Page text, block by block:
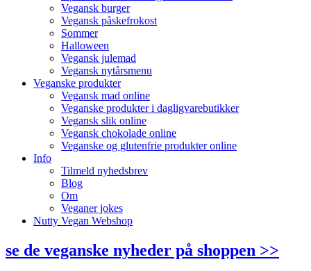
Vegansk burger
Vegansk påskefrokost
Sommer
Halloween
Vegansk julemad
Vegansk nytårsmenu
Veganske produkter
Vegansk mad online
Veganske produkter i dagligvarebutikker
Vegansk slik online
Vegansk chokolade online
Veganske og glutenfrie produkter online
Info
Tilmeld nyhedsbrev
Blog
Om
Veganer jokes
Nutty Vegan Webshop
se de veganske nyheder på shoppen >>